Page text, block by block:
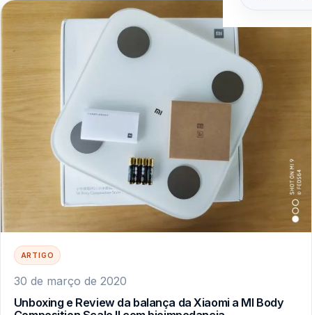
ARTIGO
30 de março de 2020
Unboxing e Review da balança da Xiaomi a MI Body